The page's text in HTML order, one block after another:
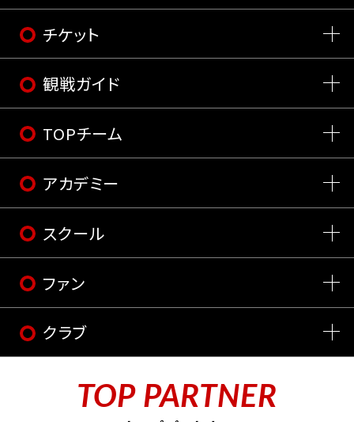
チケット
観戦ガイド
TOPチーム
アカデミー
スクール
ファン
クラブ
TOP PARTNER